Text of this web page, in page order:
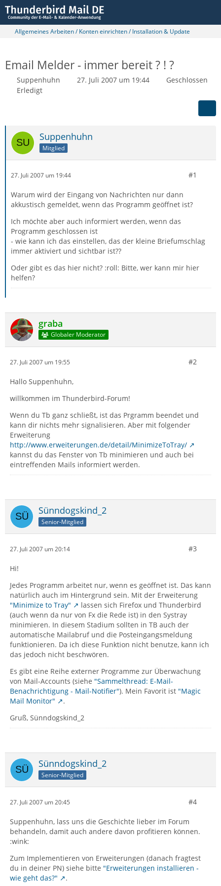
Allgemeines Arbeiten / Konten einrichten / Installation & Update
Email Melder - immer bereit ? ! ?
Suppenhuhn 27. Juli 2007 um 19:44
Geschlossen
Erledigt
Suppenhuhn
Mitglied
27. Juli 2007 um 19:44 #1
Warum wird der Eingang von Nachrichten nur dann
akkustisch gemeldet, wenn das Programm geöffnet ist?
Ich möchte aber auch informiert werden, wenn das
Programm geschlossen ist
- wie kann ich das einstellen, das der kleine Briefumschlag
immer aktiviert und sichtbar ist??
Oder gibt es das hier nicht? :roll: Bitte, wer kann mir hier
helfen?
graba
Globaler Moderator
27. Juli 2007 um 19:55 #2
Hallo Suppenhuhn,
willkommen im Thunderbird-Forum!
Wenn du Tb ganz schließt, ist das Prgramm beendet und
kann dir nichts mehr signalisieren. Aber mit folgender
Erweiterung
http://www.erweiterungen.de/detail/MinimizeToTray/
kannst du das Fenster von Tb minimieren und auch bei
eintreffenden Mails informiert werden.
Sünndogskind_2
Senior-Mitglied
27. Juli 2007 um 20:14 #3
Hi!
Jedes Programm arbeitet nur, wenn es geöffnet ist. Das kann
natürlich auch im Hintergrund sein. Mit der Erweiterung
"Minimize to Tray"
lassen sich Firefox und Thunderbird
(auch wenn da nur von Fx die Rede ist) in den Systray
minimieren. In diesem Stadium sollten in TB auch der
automatische Mailabruf und die Posteingangsmeldung
funktionieren. Da ich diese Funktion nicht benutze, kann ich
das jedoch nicht beschwören.
Es gibt eine Reihe externer Programme zur Überwachung
von Mail-Accounts (siehe "Sammelthread: E-Mail-
Benachrichtigung - Mail-Notifier"). Mein Favorit ist "Magic
Mail Monitor"
.
Gruß, Sünndogskind_2
Sünndogskind_2
Senior-Mitglied
27. Juli 2007 um 20:45 #4
Suppenhuhn, lass uns die Geschichte lieber im Forum
behandeln, damit auch andere davon profitieren können.
:wink:
Zum Implementieren von Erweiterungen (danach fragtest
du in deiner PN) siehe bitte "Erweiterungen installieren -
wie geht das?"
.